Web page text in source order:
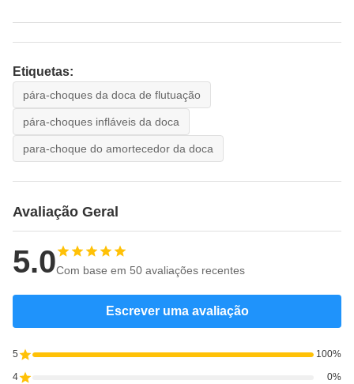
Etiquetas:
pára-choques da doca de flutuação
pára-choques infláveis da doca
para-choque do amortecedor da doca
Avaliação Geral
5.0Com base em 50 avaliações recentes
Escrever uma avaliação
5 100%
4 0%